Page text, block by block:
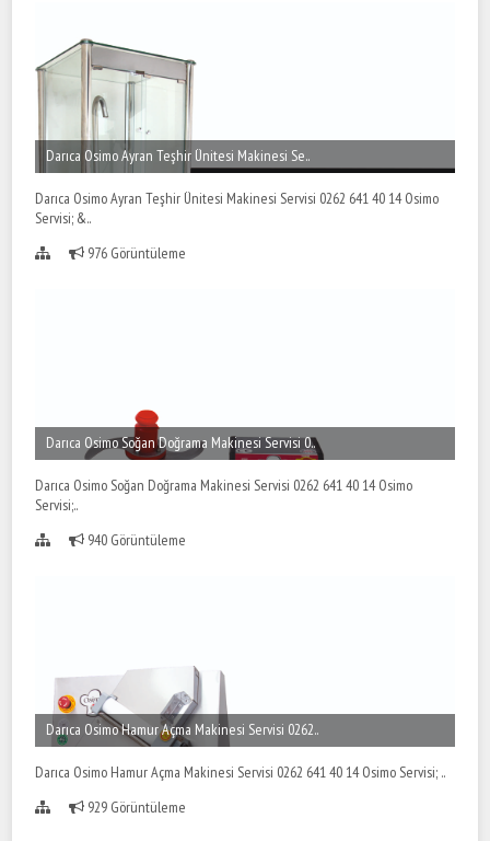
Darıca Osimo Ayran Teşhir Ünitesi Makinesi Se..
Darıca Osimo Ayran Teşhir Ünitesi Makinesi Servisi 0262 641 40 14 Osimo
Servisi; &..
976 Görüntüleme
Darıca Osimo Soğan Doğrama Makinesi Servisi 0..
Darıca Osimo Soğan Doğrama Makinesi Servisi 0262 641 40 14 Osimo
Servisi;..
940 Görüntüleme
Darıca Osimo Hamur Açma Makinesi Servisi 0262..
Darıca Osimo Hamur Açma Makinesi Servisi 0262 641 40 14 Osimo Servisi; ..
929 Görüntüleme